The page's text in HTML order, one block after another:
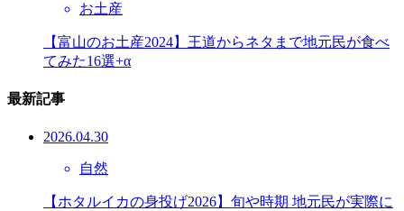
お土産
【富山のお土産2024】王道からネタまで地元民が食べ
てみた16選+α
最新記事
2026.04.30
自然
【ホタルイカの身投げ2026】旬や時期 地元民が実際に